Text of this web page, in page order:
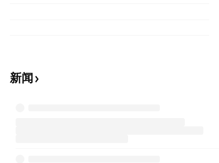
新闻